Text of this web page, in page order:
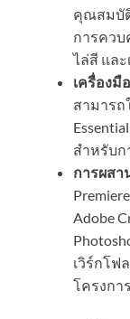
คุณสมบัติ
การคว
ไล่สี แล
เครื่องมื
สามารถ
สำหรับก
การผสา
Adobe
เวิร์กโฟ
โครงกา